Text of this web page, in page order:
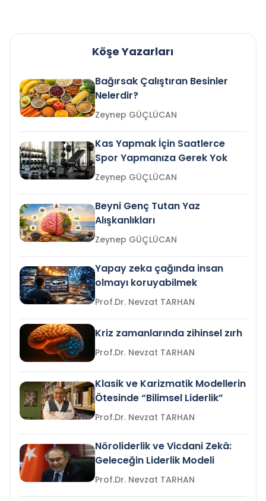
Köşe Yazarları
Bağırsak Çalıştıran Besinler
Nelerdir?
Zeynep GÜÇLÜCAN
Kas Yapmak İçin Saatlerce
Spor Yapmanıza Gerek Yok
Zeynep GÜÇLÜCAN
Beyni Genç Tutan Yaz
Alışkanlıkları
Zeynep GÜÇLÜCAN
Yapay zeka çağında insan
olmayı koruyabilmek
Prof.Dr. Nevzat TARHAN
Kriz zamanlarında zihinsel zırh
Prof.Dr. Nevzat TARHAN
Klasik ve Karizmatik Modellerin
Ötesinde “Bilimsel Liderlik”
Prof.Dr. Nevzat TARHAN
Nöroliderlik ve Vicdani Zekâ:
Geleceğin Liderlik Modeli
Prof.Dr. Nevzat TARHAN